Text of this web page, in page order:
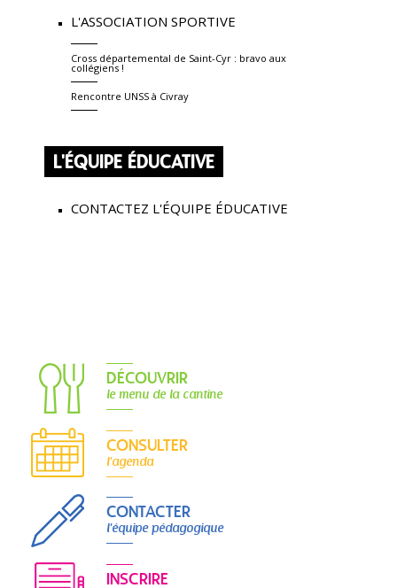
L'ASSOCIATION SPORTIVE
Cross départemental de Saint-Cyr : bravo aux
collégiens !
Rencontre UNSS à Civray
L'ÉQUIPE ÉDUCATIVE
CONTACTEZ L'ÉQUIPE ÉDUCATIVE
DÉCOUVRIR
le menu de la cantine
CONSULTER
l'agenda
CONTACTER
l'équipe pédagogique
INSCRIRE